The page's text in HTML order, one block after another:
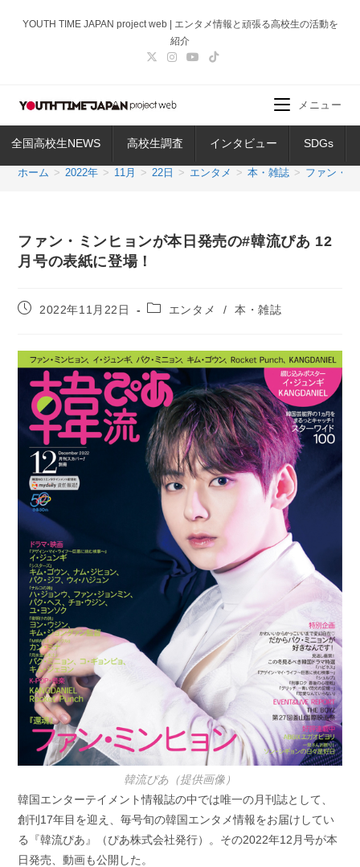
ス
ッ
YOUTH TIME JAPAN project web | エンタメ情報と頑張る高校生の活動を
紹介
全国高校生NEWS 高校生調査 インタビュー SDGs
メニュー
ホーム > 2022年 > 11月 > 22日 > エンタメ > 本・雑誌 > ファン・
ファン・ミンヒョンが本日発売の#韓流ぴあ 12
月号の表紙に登場！
投
開
日:
2022年11月22日
投
テ
ゴ
リ
ー:
エンタメ / 本・雑誌
韓流ぴあ（提供画像）
韓国エンターテイメント情報誌の中では唯一の月刊誌として、
創刊17年目を迎え、毎号旬の韓国エンタメ情報をお届けしてい
る『韓流ぴあ』（ぴあ株式会社発行）。その2022年12月号が本
日発売、動画も公開した。